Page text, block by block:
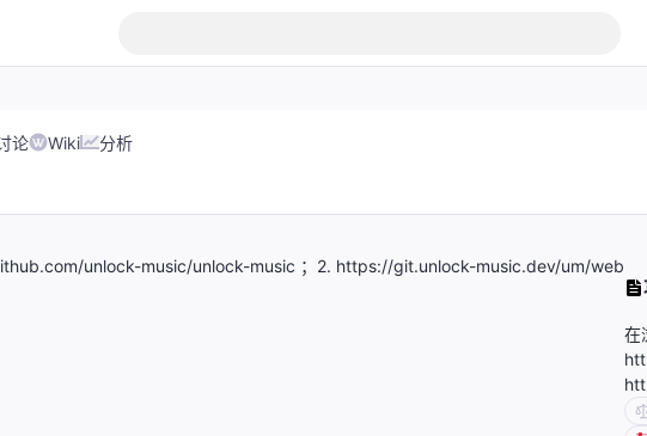
论 Wiki 分析
unlock-music/unlock-music ；2. https://git.unlock-music.dev/um/web
在